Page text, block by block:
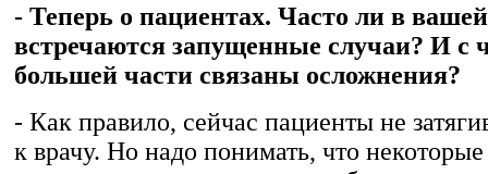
- Теперь о пациентах. Часто ли в
встречаются запущенные случаи? И с
большей части связаны осложнения?
- Как правило, сейчас пациенты не
к врачу. Но надо понимать, что некоторые